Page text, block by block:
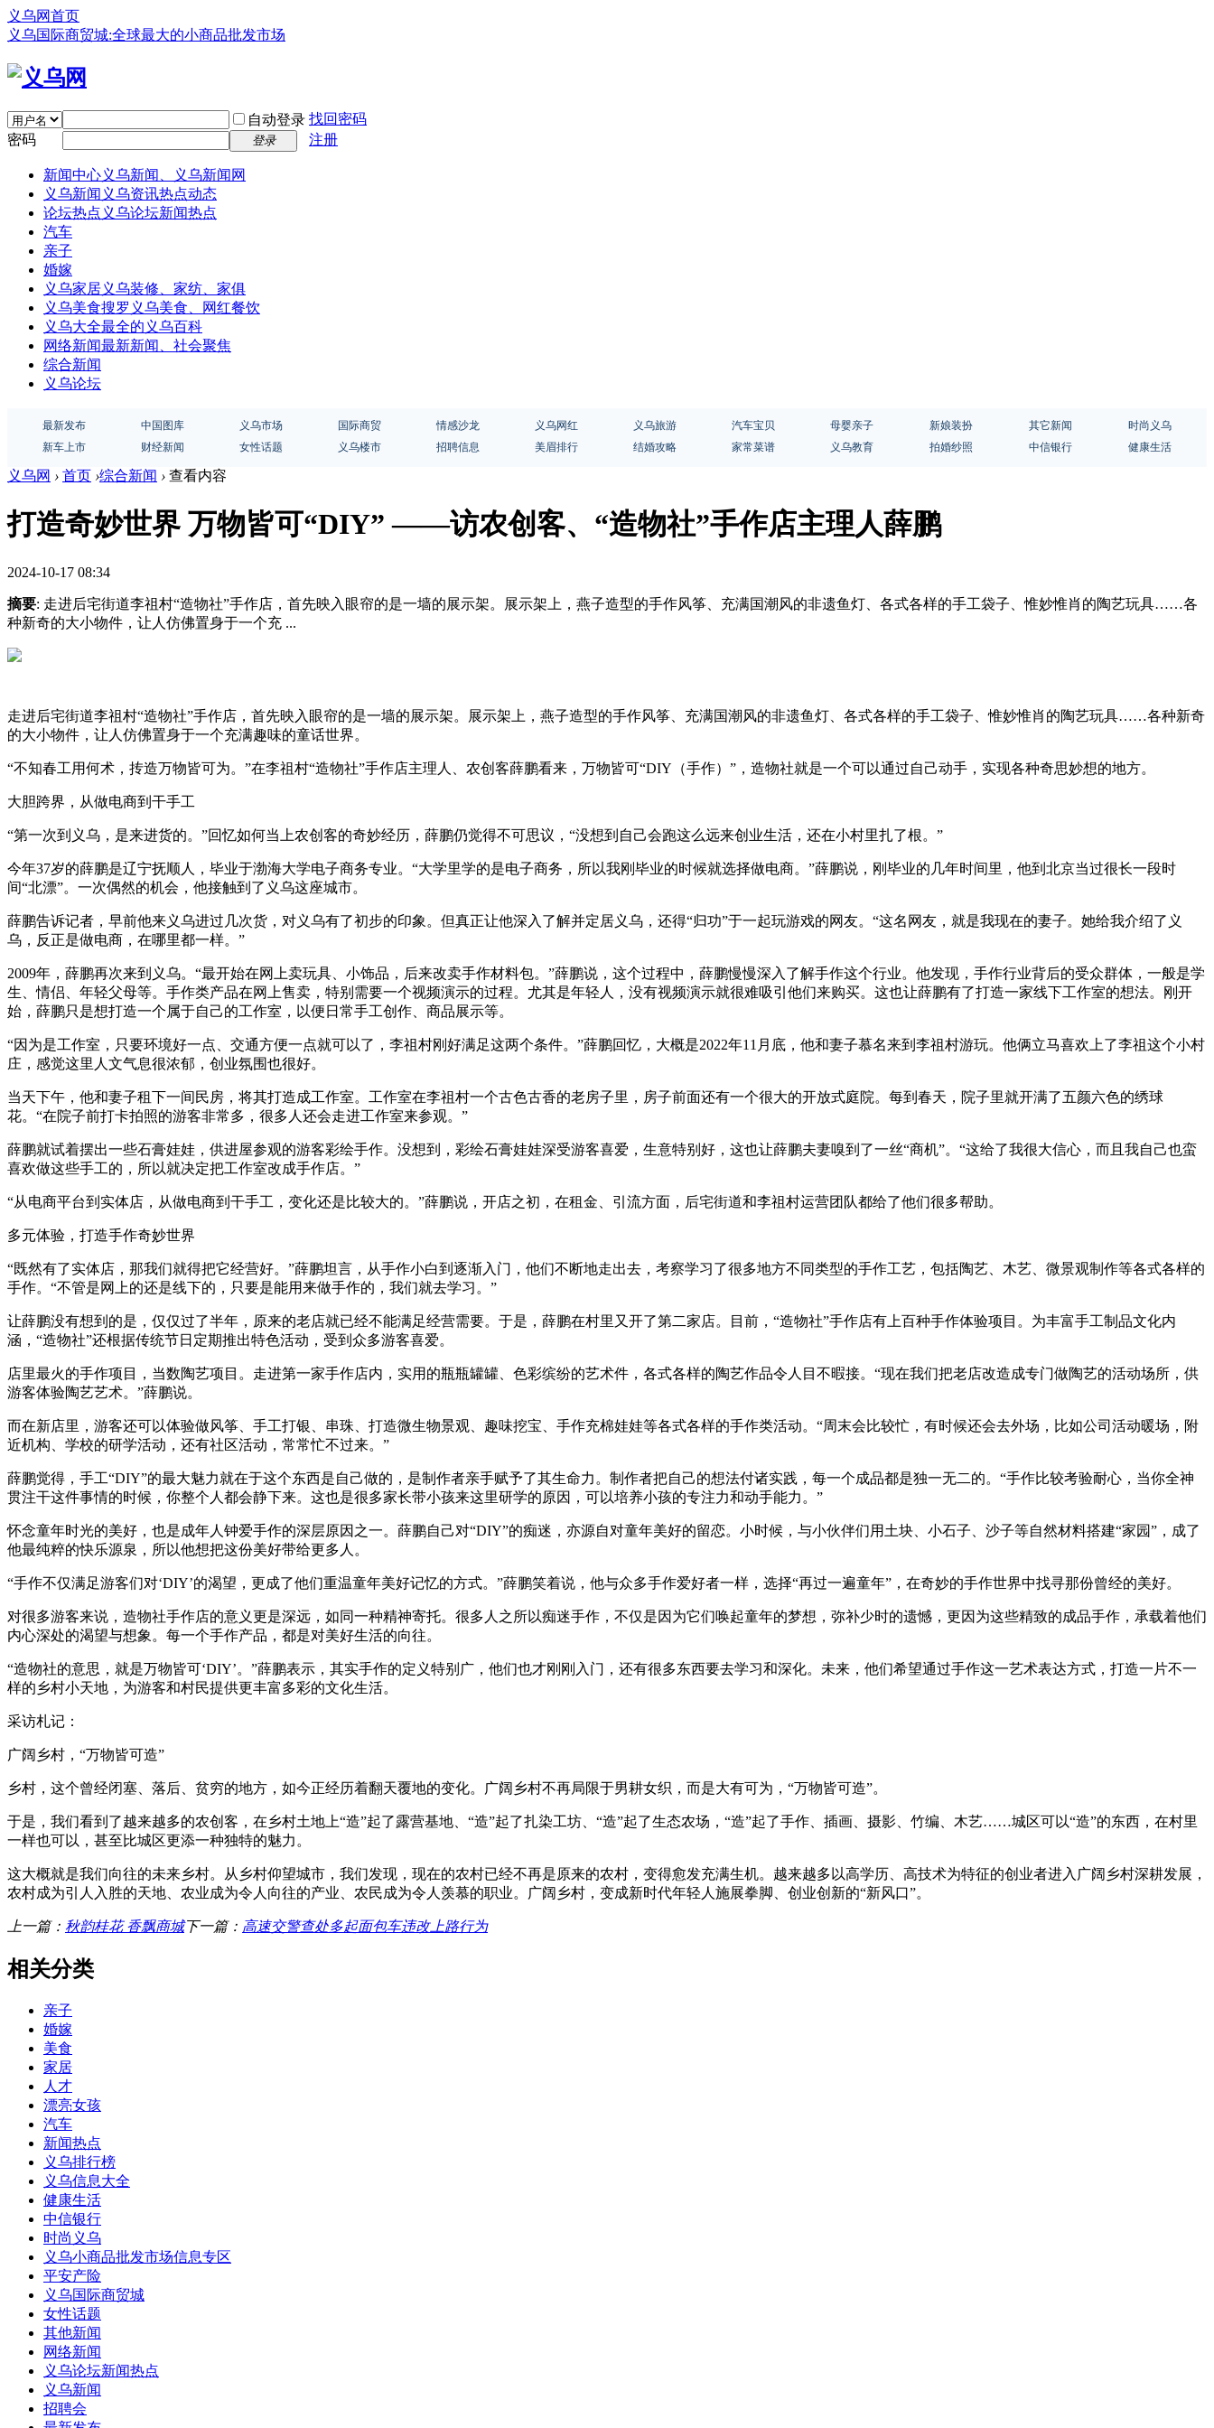
义乌网首页
义乌国际商贸城:全球最大的小商品批发市场
自动登录 找回密码
密码
登录 注册
新闻中心义乌新闻、义乌新闻网
义乌新闻 义乌资讯热点动态
论坛热点 义乌论坛新闻热点
汽车
亲子
婚嫁
义乌家居义乌装修、家纺、家俱
义乌美食搜罗义乌美食、网红餐饮
义乌大全最全的义乌百科
网络新闻最新新闻、社会聚焦
综合新闻
义乌论坛
最新发布 中国图库 义乌市场 国际商贸 情感沙龙 义乌网红 义乌旅游 汽车宝贝 母婴亲子 新娘装扮 其它新闻
时尚义乌
新车上市
财经新闻 女性话题 义乌楼市 招聘信息 美眉排行 结婚攻略 家常菜谱 义乌教育 拍婚纱照 中信银行 健康生活
义乌网 › 首页 ›综合新闻 › 查看内容
打造奇妙世界 万物皆可“DIY” ——访农创客、“造物社”手作店主理人薛鹏
2024-10-17 08:34
摘要: 走进后宅街道李祖村“造物社”手作店，首先映入眼帘的是一墙的展示架。展示架上，燕子造型的手作风筝、充满国潮风的非遗鱼灯、各式各样的手工袋子、惟妙惟肖的陶艺玩具……各
种新奇的大小物件，让人仿佛置身于一个充 ...
走进后宅街道李祖村“造物社”手作店，首先映入眼帘的是一墙的展示架。展示架上，燕子造型的手作风筝、充满国潮风的非遗鱼灯、各式各样的手工袋子、惟妙惟肖的陶艺玩具……各种新奇
的大小物件，让人仿佛置身于一个充满趣味的童话世界。
“不知春工用何术，抟造万物皆可为。”在李祖村“造物社”手作店主理人、农创客薛鹏看来，万物皆可“DIY（手作）”，造物社就是一个可以通过自己动手，实现各种奇思妙想的地方。
大胆跨界，从做电商到干手工
“第一次到义乌，是来进货的。”回忆如何当上农创客的奇妙经历，薛鹏仍觉得不可思议，“没想到自己会跑这么远来创业生活，还在小村里扎了根。”
今年37岁的薛鹏是辽宁抚顺人，毕业于渤海大学电子商务专业。“大学里学的是电子商务，所以我刚毕业的时候就选择做电商。”薛鹏说，刚毕业的几年时间里，他到北京当过很长一段时
间“北漂”。一次偶然的机会，他接触到了义乌这座城市。
薛鹏告诉记者，早前他来义乌进过几次货，对义乌有了初步的印象。但真正让他深入了解并定居义乌，还得“归功”于一起玩游戏的网友。“这名网友，就是我现在的妻子。她给我介绍了义
乌，反正是做电商，在哪里都一样。”
2009年，薛鹏再次来到义乌。“最开始在网上卖玩具、小饰品，后来改卖手作材料包。”薛鹏说，这个过程中，薛鹏慢慢深入了解手作这个行业。他发现，手作行业背后的受众群体，一般是学
生、情侣、年轻父母等。手作类产品在网上售卖，特别需要一个视频演示的过程。尤其是年轻人，没有视频演示就很难吸引他们来购买。这也让薛鹏有了打造一家线下工作室的想法。刚开
始，薛鹏只是想打造一个属于自己的工作室，以便日常手工创作、商品展示等。
“因为是工作室，只要环境好一点、交通方便一点就可以了，李祖村刚好满足这两个条件。”薛鹏回忆，大概是2022年11月底，他和妻子慕名来到李祖村游玩。他俩立马喜欢上了李祖这个小村
庄，感觉这里人文气息很浓郁，创业氛围也很好。
当天下午，他和妻子租下一间民房，将其打造成工作室。工作室在李祖村一个古色古香的老房子里，房子前面还有一个很大的开放式庭院。每到春天，院子里就开满了五颜六色的绣球
花。“在院子前打卡拍照的游客非常多，很多人还会走进工作室来参观。”
薛鹏就试着摆出一些石膏娃娃，供进屋参观的游客彩绘手作。没想到，彩绘石膏娃娃深受游客喜爱，生意特别好，这也让薛鹏夫妻嗅到了一丝“商机”。“这给了我很大信心，而且我自己也蛮
喜欢做这些手工的，所以就决定把工作室改成手作店。”
“从电商平台到实体店，从做电商到干手工，变化还是比较大的。”薛鹏说，开店之初，在租金、引流方面，后宅街道和李祖村运营团队都给了他们很多帮助。
多元体验，打造手作奇妙世界
“既然有了实体店，那我们就得把它经营好。”薛鹏坦言，从手作小白到逐渐入门，他们不断地走出去，考察学习了很多地方不同类型的手作工艺，包括陶艺、木艺、微景观制作等各式各样的
手作。“不管是网上的还是线下的，只要是能用来做手作的，我们就去学习。”
让薛鹏没有想到的是，仅仅过了半年，原来的老店就已经不能满足经营需要。于是，薛鹏在村里又开了第二家店。目前，“造物社”手作店有上百种手作体验项目。为丰富手工制品文化内
涵，“造物社”还根据传统节日定期推出特色活动，受到众多游客喜爱。
店里最火的手作项目，当数陶艺项目。走进第一家手作店内，实用的瓶瓶罐罐、色彩缤纷的艺术件，各式各样的陶艺作品令人目不暇接。“现在我们把老店改造成专门做陶艺的活动场所，供
游客体验陶艺艺术。”薛鹏说。
而在新店里，游客还可以体验做风筝、手工打银、串珠、打造微生物景观、趣味挖宝、手作充棉娃娃等各式各样的手作类活动。“周末会比较忙，有时候还会去外场，比如公司活动暖场，附
近机构、学校的研学活动，还有社区活动，常常忙不过来。”
薛鹏觉得，手工“DIY”的最大魅力就在于这个东西是自己做的，是制作者亲手赋予了其生命力。制作者把自己的想法付诸实践，每一个成品都是独一无二的。“手作比较考验耐心，当你全神
贯注干这件事情的时候，你整个人都会静下来。这也是很多家长带小孩来这里研学的原因，可以培养小孩的专注力和动手能力。”
怀念童年时光的美好，也是成年人钟爱手作的深层原因之一。薛鹏自己对“DIY”的痴迷，亦源自对童年美好的留恋。小时候，与小伙伴们用土块、小石子、沙子等自然材料搭建“家园”，成了
他最纯粹的快乐源泉，所以他想把这份美好带给更多人。
“手作不仅满足游客们对‘DIY’的渴望，更成了他们重温童年美好记忆的方式。”薛鹏笑着说，他与众多手作爱好者一样，选择“再过一遍童年”，在奇妙的手作世界中找寻那份曾经的美好。
对很多游客来说，造物社手作店的意义更是深远，如同一种精神寄托。很多人之所以痴迷手作，不仅是因为它们唤起童年的梦想，弥补少时的遗憾，更因为这些精致的成品手作，承载着他们
内心深处的渴望与想象。每一个手作产品，都是对美好生活的向往。
“造物社的意思，就是万物皆可‘DIY’。”薛鹏表示，其实手作的定义特别广，他们也才刚刚入门，还有很多东西要去学习和深化。未来，他们希望通过手作这一艺术表达方式，打造一片不一
样的乡村小天地，为游客和村民提供更丰富多彩的文化生活。
采访札记：
广阔乡村，“万物皆可造”
乡村，这个曾经闭塞、落后、贫穷的地方，如今正经历着翻天覆地的变化。广阔乡村不再局限于男耕女织，而是大有可为，“万物皆可造”。
于是，我们看到了越来越多的农创客，在乡村土地上“造”起了露营基地、“造”起了扎染工坊、“造”起了生态农场，“造”起了手作、插画、摄影、竹编、木艺……城区可以“造”的东西，在村里
一样也可以，甚至比城区更添一种独特的魅力。
这大概就是我们向往的未来乡村。从乡村仰望城市，我们发现，现在的农村已经不再是原来的农村，变得愈发充满生机。越来越多以高学历、高技术为特征的创业者进入广阔乡村深耕发展，
农村成为引人入胜的天地、农业成为令人向往的产业、农民成为令人羡慕的职业。广阔乡村，变成新时代年轻人施展拳脚、创业创新的“新风口”。
上一篇： 秋韵桂花 香飘商城下一篇： 高速交警查处多起面包车违改上路行为
相关分类
亲子
婚嫁
美食
家居
人才
漂亮女孩
汽车
新闻热点
义乌排行榜
义乌信息大全
健康生活
中信银行
时尚义乌
义乌小商品批发市场信息专区
平安产险
义乌国际商贸城
女性话题
其他新闻
网络新闻
义乌论坛新闻热点
义乌新闻
招聘会